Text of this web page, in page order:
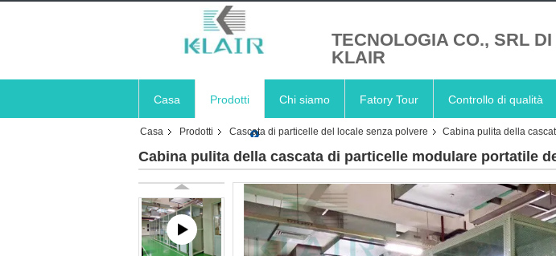
TECNOLOGIA CO., SRL
KLAIR
Casa Prodotti Chi siamo Fatory Tour Controllo di qualità
Casa Prodotti Cascata di particelle del locale senza polvere Cabina pulita della
Cabina pulita della cascata di particelle modulare portatile